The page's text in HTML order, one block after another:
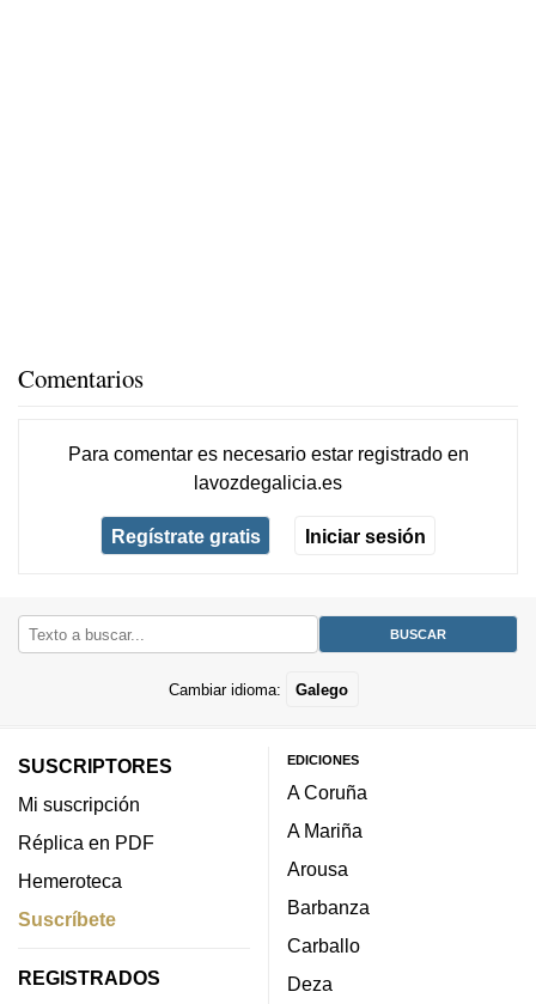
Comentarios
Para comentar es necesario estar registradoen
lavozdegalicia.es
Regístrate gratis Iniciar sesión
Cambiar idioma: Galego
SUSCRIPTORES
Mi suscripción
Réplica en PDF
Hemeroteca
Suscríbete
REGISTRADOS
EDICIONES
A Coruña
A Mariña
Arousa
Barbanza
Carballo
Deza